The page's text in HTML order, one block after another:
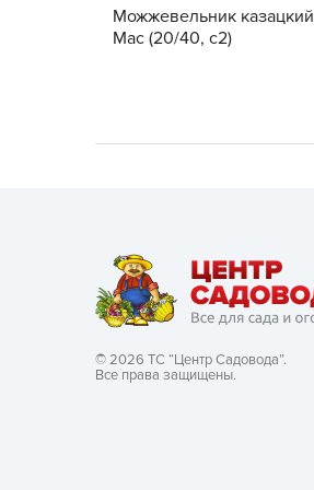
Хозяйственные товары
Можжевельник казацкий
Мас (20/40, c2)
© 2026 ТС “Центр Садовода”.
Все права защищены.